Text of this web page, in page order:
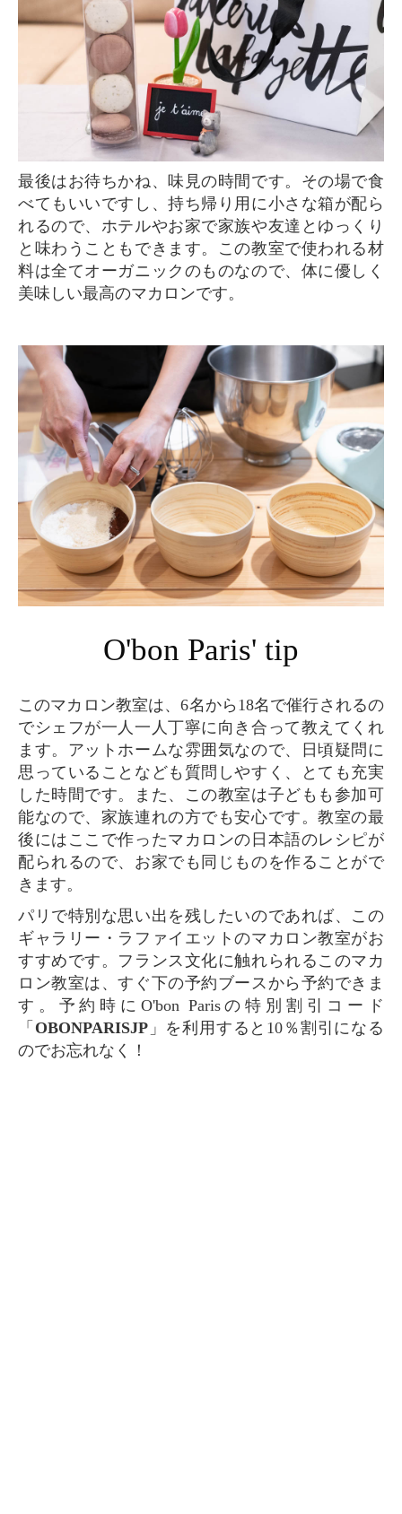
最後はお待ちかね、味見の時間です。その場で食
べてもいいですし、持ち帰り用に小さな箱が配ら
れるので、ホテルやお家で家族や友達とゆっくり
と味わうこともできます。この教室で使われる材
料は全てオーガニックのものなので、体に優しく
美味しい最高のマカロンです。
O'bon Paris' tip
このマカロン教室は、6名から18名で催行されるの
でシェフが一人一人丁寧に向き合って教えてくれ
ます。アットホームな雰囲気なので、日頃疑問に
思っていることなども質問しやすく、とても充実
した時間です。また、この教室は子どもも参加可
能なので、家族連れの方でも安心です。教室の最
後にはここで作ったマカロンの日本語のレシピが
配られるので、お家でも同じものを作ることがで
きます。
パリで特別な思い出を残したいのであれば、この
ギャラリー・ラファイエットのマカロン教室がお
すすめです。フランス文化に触れられるこのマカ
ロン教室は、すぐ下の予約ブースから予約できま
す。予約時にO'bon Parisの特別割引コード
「 OBONPARISJP」を利用すると10％割引になる
のでお忘れなく！